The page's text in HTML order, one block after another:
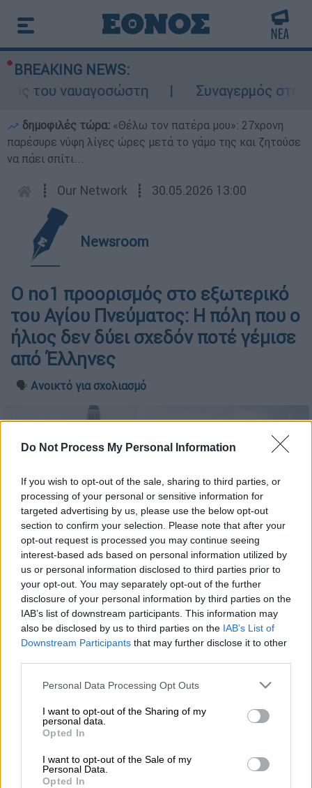
Do Not Process My Personal Information
If you wish to opt-out of the sale, sharing to third parties, or
processing of your personal or sensitive information for
targeted advertising by us, please use the below opt-out
section to confirm your selection. Please note that after your
opt-out request is processed you may continue seeing
interest-based ads based on personal information utilized by
us or personal information disclosed to third parties prior to
your opt-out. You may separately opt-out of the further
disclosure of your personal information by third parties on the
IAB’s list of downstream participants. This information may
also be disclosed by us to third parties on the IAB’s List of
Downstream Participants that may further disclose it to other
Please note that this website/app uses one or more Google
not limited to your visit or usage behaviour. You may click to
grant or deny consent to Google and its third-party tags to
use your data for below specified purposes in below Google
consent section.
Personal Data Processing Opt Outs
I want to opt-out of the Sharing of my
personal data.
Opted In
I want to opt-out of the Sale of my
Personal Data.
Opted In
BREAKING NEWS:
του ναυαγοσώστη
Συναγερμός στην
δημοφιλές τώρα: «Θέλω τον πατέρα μου»: 27χρονη
παρέσυρε νύφη λίγες ώρες μετά το γάμο της και ζητούσε
να πάει σπίτι...
┋ Our Network ┋ 30.05.2026 13:00
Newsroom
Ο no1 προορισμός στο εξωτερικό
του Αγίου Πνεύματος: Η πόλη που ο
ήλιος δεν δύει σχεδόν ποτέ γέμισε
από Έλληνες
🗣️ Ανοικτό για σχολιασμό
Προσθέστε το ΕΘΝΟΣ στη Google
Ένας προορισμός του εξωτερικού που βάζει
τριήμερο του Αγίου Πνεύματος.
Διαβάστε για ποιον πρόκειται με ένα κλικ
Menshouse.gr